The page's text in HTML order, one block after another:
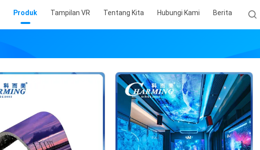
Produk Tampilan VR Tentang Kita Hubungi Kami Berita